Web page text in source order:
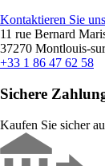
Kontaktieren Sie uns
11 rue Bernard
37270 Montlouis-
+33 1 86 47 62 58
Sichere
Kaufen Sie sicher